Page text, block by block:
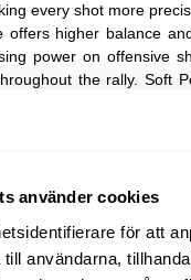
använder cookies
för att
användarna,
every shot more
offers higher balance
power on offensive
the rally. Soft
a comfortable
the Smart Holes
improve their game and
adjustable rope cord to
wrist.